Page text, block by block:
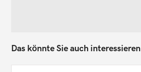
Das könnte Sie auch interessieren